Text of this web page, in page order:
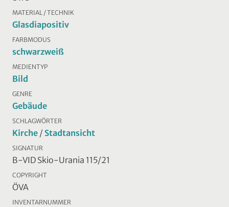
MATERIAL / TECHNIK
Glasdiapositiv
FARBMODUS
schwarzweiß
MEDIENTYP
Bild
GENRE
Gebäude
SCHLAGWÖRTER
Kirche / Stadtansicht
SIGNATUR
B-VID Skio-Urania 115/21
COPYRIGHT
ÖVA
INVENTARNUMMER